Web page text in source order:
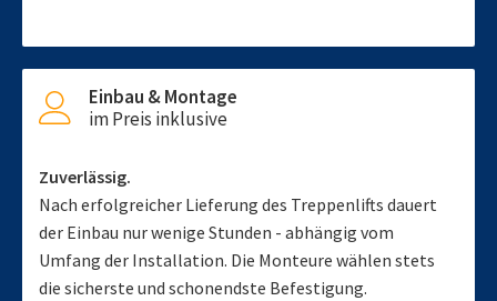
Einbau & Montage
im Preis inklusive
Zuverlässig.
Nach erfolgreicher Lieferung des Treppenlifts dauert
der Einbau nur wenige Stunden - abhängig vom
Umfang der Installation. Die Monteure wählen stets
die sicherste und schonendste Befestigung.